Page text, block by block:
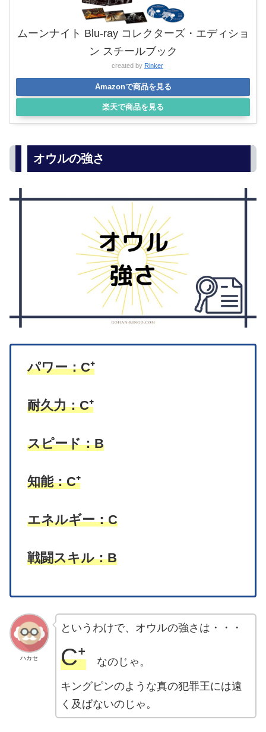
ムーンナイト Blu-ray コレクターズ・エディショ
ン スチールブック
created by Rinker
Amazonで商品を見る
楽天で商品を見る
オウルの強さ
パワー：C⁺
耐久力：C⁺
スピード：B
知能：C⁺
エネルギー：C
戦闘スキル：B
ハカセ
というわけで、オウルの強さは・・・
C⁺なのじゃ。
キングピンのような真の犯罪王には遠
く及ばないのじゃ。